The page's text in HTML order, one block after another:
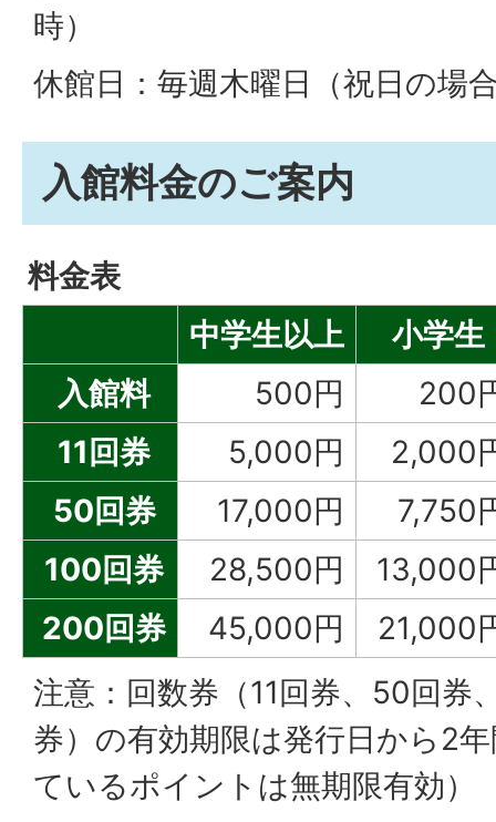
時）
休館日：毎週木曜日（祝日の場
入館料金のご案内
料金表
中学生以上
小学生
入館料
500円
200
11回券
5,000円
2,000
50回券
17,000円
7,750
100回券
28,500円
13,000
200回券
45,000円
21,000
注意：回数券（11回券、50回券
券）の有効期限は発行日から2
ているポイントは無期限有効）